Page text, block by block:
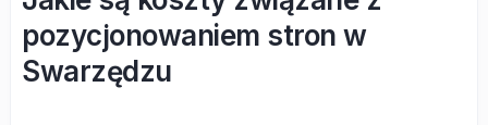
pozycjonowaniem stron w
Swarzędzu